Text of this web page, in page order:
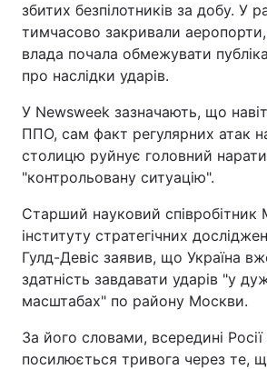
збитих безпілотників за добу. У
тимчасово закривали аеропорти,
влада почала обмежувати
про наслідки ударів.
У Newsweek зазначають, що
ППО, сам факт регулярних атак
столицю руйнує головний
"контрольовану ситуацію".
Старший науковий співробітник
інституту стратегічних
Гулд-Девіс заявив, що Україна
здатність завдавати ударів "у
масштабах" по району Москви.
За його словами, всередині Росії
посилюється тривога через те,